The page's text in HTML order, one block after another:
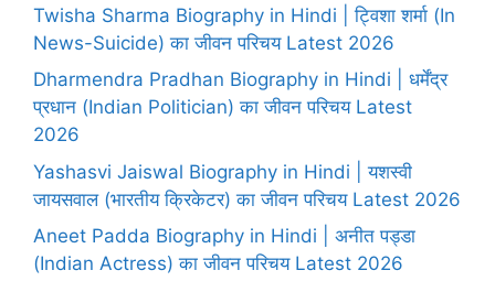
Twisha Sharma Biography in Hindi | ट्विशा शर्मा (In
News-Suicide) का जीवन परिचय Latest 2026
Dharmendra Pradhan Biography in Hindi | धर्मेंद्र
प्रधान (Indian Politician) का जीवन परिचय Latest
2026
Yashasvi Jaiswal Biography in Hindi | यशस्वी
जायसवाल (भारतीय क्रिकेटर) का जीवन परिचय Latest 2026
Aneet Padda Biography in Hindi | अनीत पड्डा
(Indian Actress) का जीवन परिचय Latest 2026